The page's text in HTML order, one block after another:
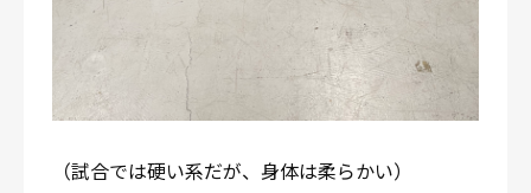
（試合では硬い系だが、身体は柔らかい）